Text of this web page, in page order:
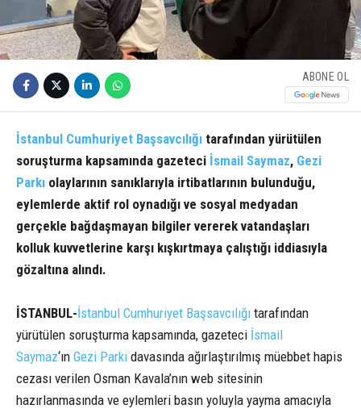
ABONE OL
İstanbul Cumhuriyet Başsavcılığı tarafından yürütülen
soruşturma kapsamında gazeteci İsmail Saymaz, Gezi
Parkı olaylarının sanıklarıyla irtibatlarının bulunduğu,
eylemlerde aktif rol oynadığı ve sosyal medyadan
gerçekle bağdaşmayan bilgiler vererek vatandaşları
kolluk kuvvetlerine karşı kışkırtmaya çalıştığı iddiasıyla
gözaltına alındı.
İSTANBUL-İstanbul Cumhuriyet Başsavcılığı tarafından
yürütülen soruşturma kapsamında, gazeteci İsmail
Saymaz‘ın Gezi Parkı davasında ağırlaştırılmış müebbet hapis
cezası verilen Osman Kavala’nın web sitesinin
hazırlanmasında ve eylemleri basın yoluyla yayma amacıyla